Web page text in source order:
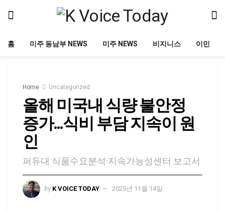
홈 미주 동남부 NEWS 미주 NEWS 비지니스 이민
Home Uncategorized
올해 미국내 식량 불안정
증가…식비 부담 지속이 원
인
퍼듀대 식품수요분석·지속가능성센터 보고서
by K VOICE TODAY 2025년 11월 14일